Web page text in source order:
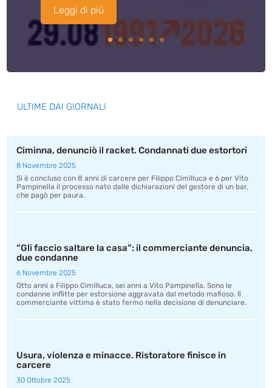
Leggi di più
ULTIME DAI GIORNALI
Ciminna, denunciò il racket. Condannati due estortori
8 Novembre 2025
Si è concluso con 8 anni di carcere per Filippo Cimilluca e 6 per Vito
Pampinella il processo nato dalle dichiarazioni del gestore di un bar,
che pagò per paura.
“Gli faccio saltare la casa”: il commerciante denuncia,
due condanne
6 Novembre 2025
Otto anni a Filippo Cimilluca, sei anni a Vito Pampinella. Sono le
condanne inflitte per estorsione aggravata dal metodo mafioso. Il
commerciante vittima è stato fermo nella decisione di denunciare.
Usura, violenza e minacce. Ristoratore finisce in
carcere
30 Ottobre 2025